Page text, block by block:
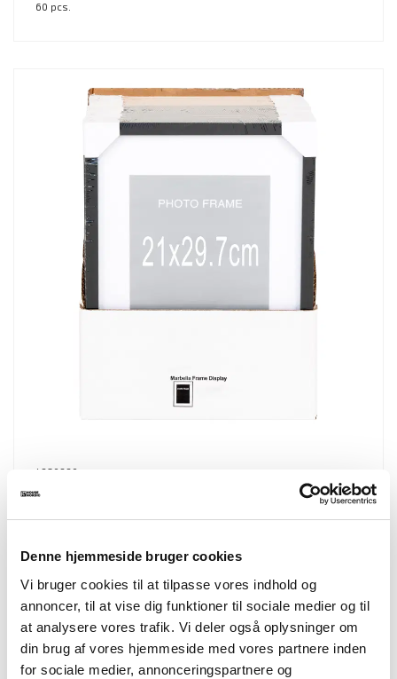
Denne hjemmeside bruger cookies
Vi bruger cookies til at tilpasse vores indhold og
annoncer, til at vise dig funktioner til sociale medier og til
at analysere vores trafik. Vi deler også oplysninger om
din brug af vores hjemmeside med vores partnere inden
for sociale medier, annonceringspartnere og
60 pcs.
4980990
Marbella Frame Display
21x29,7 cm